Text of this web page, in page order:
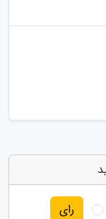
رای